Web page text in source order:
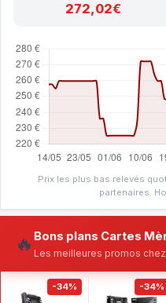
272,02€
Prix les plus bas relevés
partenaires.
🔥 Bons plans Cartes
Les meilleures promos
-34% -34%